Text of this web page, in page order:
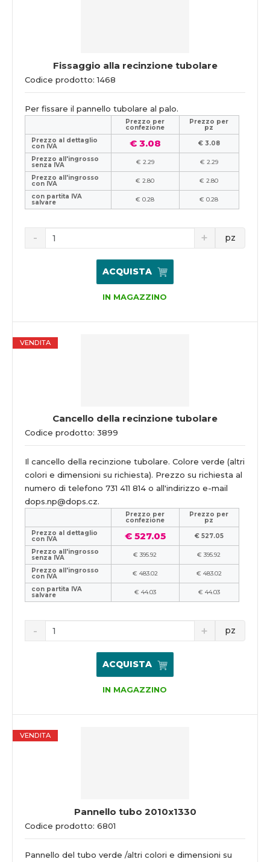
Fissaggio alla recinzione tubolare
Codice prodotto: 1468
Per fissare il pannello tubolare al palo.
Prezzo per
confezione
Prezzo per
pz
Prezzo al dettaglio
con IVA € 3.08
€ 3.08
Prezzo all'ingrosso
senza IVA € 2.29
€ 2.29
Prezzo all'ingrosso
con IVA € 2.80
€ 2.80
con partita IVA
salvare € 0.28 € 0.28
pz
ACQUISTA
IN MAGAZZINO
Cancello della recinzione tubolare
Codice prodotto: 3899
VENDITA
Il cancello della recinzione tubolare. Colore verde (altri
colori e dimensioni su richiesta). Prezzo su richiesta al
numero di telefono 731 411 814 o all'indirizzo e-mail
dops.np@dops.cz.
Prezzo per
confezione
Prezzo per
pz
Prezzo al dettaglio
con IVA € 527.05
€ 527.05
Prezzo all'ingrosso
senza IVA € 395.92
€ 395.92
Prezzo all'ingrosso
con IVA € 483.02
€ 483.02
con partita IVA
salvare € 44.03 € 44.03
pz
ACQUISTA
IN MAGAZZINO
Pannello tubo 2010x1330
Codice prodotto: 6801
VENDITA
Pannello del tubo verde /altri colori e dimensioni su